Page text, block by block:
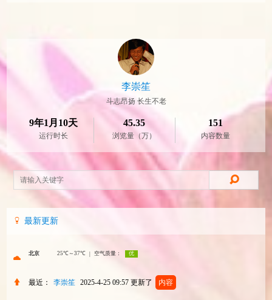
李崇笙
斗志昂扬 长生不老
9年1月10天
运行时长
45.35
浏览量（万）
151
内容数量
最新更新
最近： 李崇笙 2025-4-25 09:57 更新了 内容